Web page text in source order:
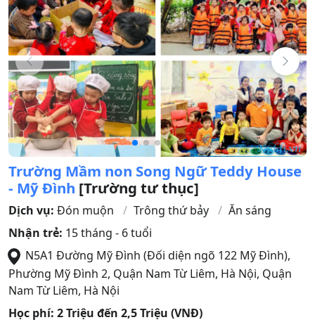
Trường Mầm non Song Ngữ Teddy House
- Mỹ Đình [Trường tư thục]
Dịch vụ: Đón muộn Trông thứ bảy
Ăn sáng
Nhận trẻ: 15 tháng - 6 tuổi
N5A1 Đường Mỹ Đình (Đối diện ngõ 122 Mỹ Đình),
Phường Mỹ Đình 2, Quận Nam Từ Liêm, Hà Nội, Quận
Nam Từ Liêm, Hà Nội
Học phí: 2 Triệu đến 2,5 Triệu (VNĐ)